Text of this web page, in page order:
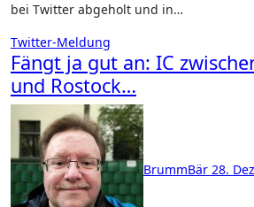
bei Twitter abgeholt und in…
Twitter-Meldung
Fängt ja gut an: IC
und Rostock…
BrummBär 28.